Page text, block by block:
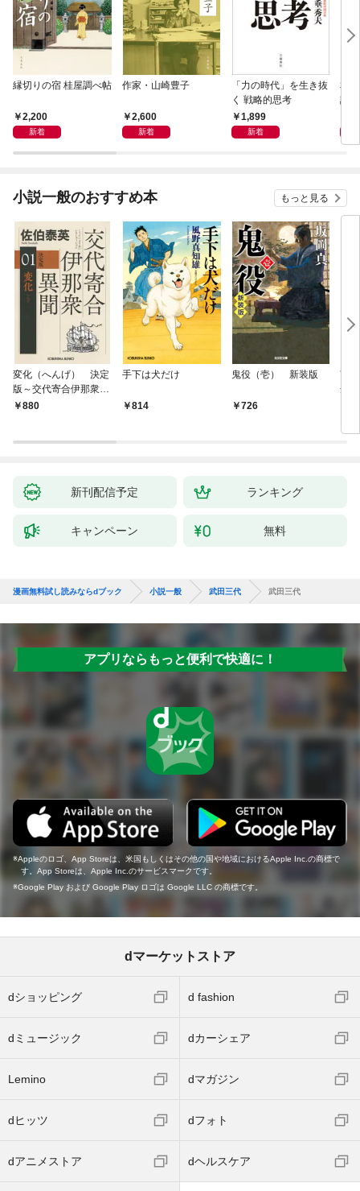
縁切りの宿 桂屋調べ帖
2,200
新着
作家・山崎豊子
2,600
新着
「力の時代」を生き抜
く 戦略的思考
1,899
新着
本
話）
小説一般のおすすめ本 もっと見る
変化（へんげ） 決定
版～交代寄合伊那衆異
聞（1）～
880
手下は犬だけ
814
鬼役（壱） 新装版
726
南
舟
新刊配信予定 ランキング
キャンペーン 無料
漫画無料試し読みならdブック 小説一般 武田三代 武田三代
アプリならもっと便利で快適に！
Appleのロゴ、App Storeは、米国もしくはその他の国や地域におけるApple Inc.の商標で
す。App Storeは、Apple Inc.のサービスマークです。
Google Play および Google Play ロゴは Google LLC の商標です。
dマーケットストア
dショッピング d fashion
dミュージック dカーシェア
Lemino dマガジン
dヒッツ dフォト
dアニメストア dヘルスケア